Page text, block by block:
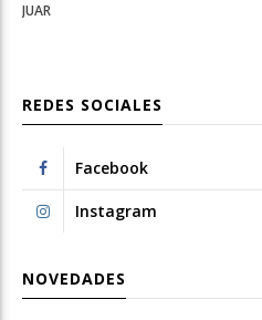
JUAR
REDES SOCIALES
Facebook
Instagram
NOVEDADES